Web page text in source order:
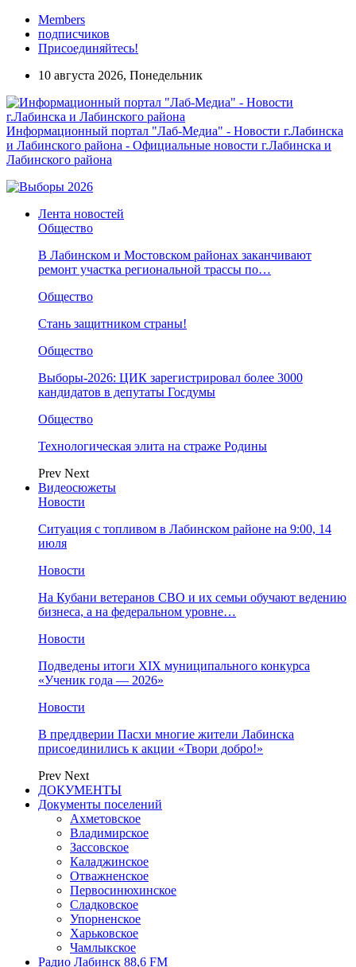
Members
подписчиков
Присоединяйтесь!
10 августа 2026, Понедельник
Информационный портал "Лаб-Медиа" - Новости г.Лабинска
и Лабинского района - Официальные новости г.Лабинска и
Лабинского района
Лента новостей
Общество
В Лабинском и Мостовском районах заканчивают
ремонт участка региональной трассы по…
Общество
Стань защитником страны!
Общество
Выборы-2026: ЦИК зарегистрировал более 3000
кандидатов в депутаты Госдумы
Общество
Технологическая элита на страже Родины
Prev Next
Видеосюжеты
Новости
Ситуация с топливом в Лабинском районе на 9:00, 14
июля
Новости
На Кубани ветеранов СВО и их семьи обучают ведению
бизнеса, а на федеральном уровне…
Новости
Подведены итоги XIX муниципального конкурса
«Ученик года — 2026»
Новости
В преддверии Пасхи многие жители Лабинска
присоединились к акции «Твори добро!»
Prev Next
ДОКУМЕНТЫ
Документы поселений
Ахметовское
Владимирское
Зассовское
Каладжинское
Отважненское
Первосинюхинское
Сладковское
Упорненское
Харьковское
Чамлыкское
Радио Лабинск 88,6 FM